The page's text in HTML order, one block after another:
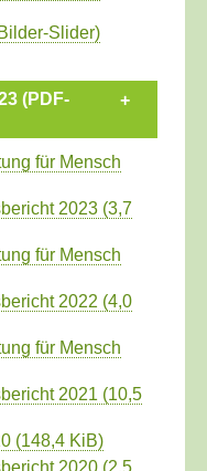
Slider)
(PDF-
für Mensch
2023 (3,7
für Mensch
2022 (4,0
für Mensch
2021 (10,5
(148,4 KiB)
2020 (2,5